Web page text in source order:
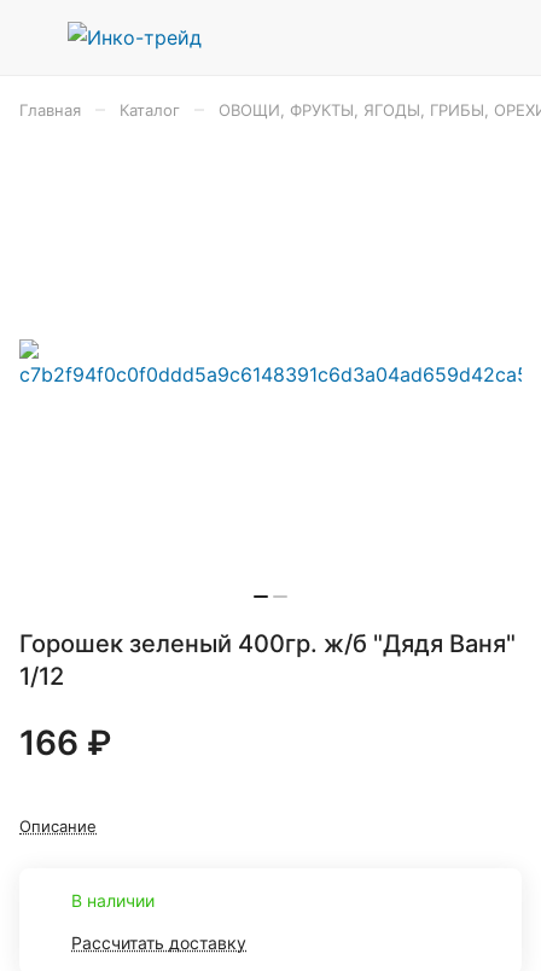
Главная Каталог ОВОЩИ, ФРУКТЫ, ЯГОДЫ, ГРИБЫ,
Горошек зеленый 400гр. ж/б "Дядя Ваня"
1/12
166 ₽
Описание
В наличии
Рассчитать доставку